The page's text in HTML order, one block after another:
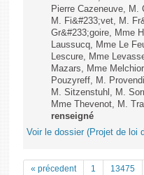
Pierre Cazeneuve, M.
M. Fi&#233;vet, M.
Gr&#233;goire, Mme
Laussucq, Mme Le
Lescure, Mme
Mazars, Mme
Pouzyreff, M.
M. Sitzenstuhl, M.
Mme Thevenot, M.
renseigné
Voir le dossier (Projet de loi
« précedent 1 13475